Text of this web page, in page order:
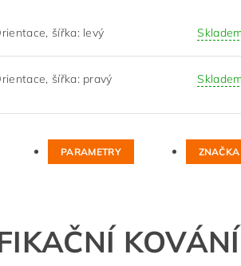
šířka: levý Skladem
šířka: pravý Skladem
PARAMETRY ZNAČKA